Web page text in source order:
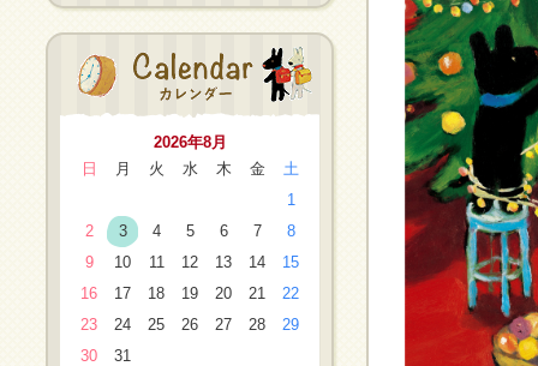
2026年8月
日
月 火 水 木 金
土
1
2
3 4 5 6 7
8
9
10 11 12 13 14
15
16
17 18 19 20 21
22
23
24 25 26 27 28
29
30
31